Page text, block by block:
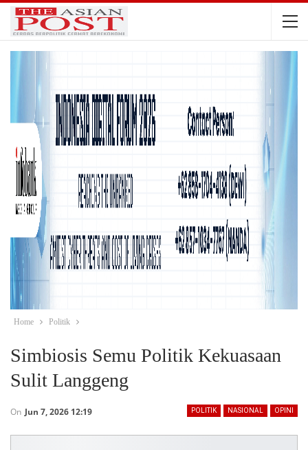
Home Politik
Simbiosis Semu Politik Kekuasaan
Sulit Langgeng
POLITIK NASIONAL OPINI
On Jun 7, 2026 12:19